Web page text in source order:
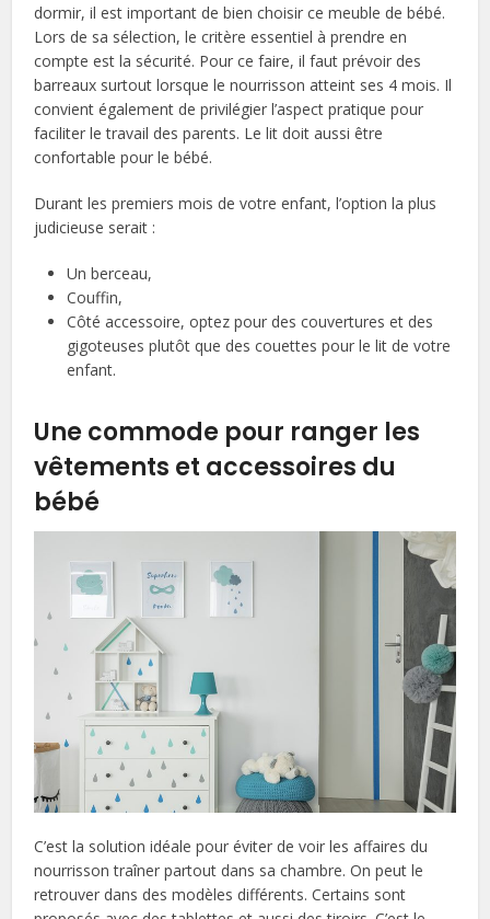
dormir, il est important de bien choisir ce meuble de bébé.
Lors de sa sélection, le critère essentiel à prendre en
compte est la sécurité. Pour ce faire, il faut prévoir des
barreaux surtout lorsque le nourrisson atteint ses 4 mois. Il
convient également de privilégier l’aspect pratique pour
faciliter le travail des parents. Le lit doit aussi être
confortable pour le bébé.
Durant les premiers mois de votre enfant, l’option la plus
judicieuse serait :
Un berceau,
Couffin,
Côté accessoire, optez pour des couvertures et des
gigoteuses plutôt que des couettes pour le lit de votre
enfant.
Une commode pour ranger les
vêtements et accessoires du
bébé
C’est la solution idéale pour éviter de voir les affaires du
nourrisson traîner partout dans sa chambre. On peut le
retrouver dans des modèles différents. Certains sont